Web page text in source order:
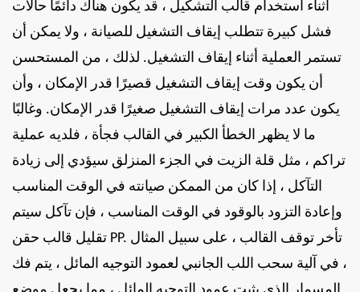
أثناء استخدام قالب التشكيل ، قد يكون هناك دائمًا حالات
فشل كبيرة تتطلب إيقاف التشغيل للصيانة ، ولا يمكن أن
تستمر العملية أثناء إيقاف التشغيل. لذلك ، من المستحسن
أن يكون وقت إيقاف التشغيل قصيرًا قدر الإمكان ، وأن
يكون عدد مرات إيقاف التشغيل صغيرًا قدر الإمكان. وغالبًا
ما لا يظهر الخطأ الكبير في القالب فجأة ، فلديه عملية
تراكم ، مثل قلة الزيت في الجزء المنزلق سيؤدي إلى زيادة
التآكل ، إذا كان من الممكن صيانته في الوقت المناسب
وإعادة التزود بالوقود في الوقت المناسب ، فإن تآكل سيتم
تقليل قالب حقن PP. تأخر توقف القالب ، على سبيل المثال
، في آلية سحب اللب الجانبي لعمود التوجيه المائل ، يتم فك